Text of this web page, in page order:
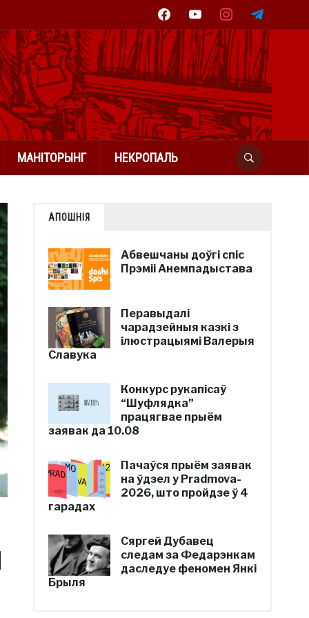
facebookyoutube instagramtelegram
МАНІТОРЫНГ НЕКРОПАЛЬ
АПОШНІЯ
Абвешчаны доўгі спіс
Прэміі Анемпадыстава
Перавыдалі
чарадзейныя казкі з
ілюстрацыямі Валерыя
Славука
Конкурс рукапісаў
“Шуфлядка”
працягвае прыём
заявак да 10.08
Пачаўся прыём заявак
на ўдзел у Pradmova-
2026, што пройдзе ў 4
гарадах
Сяргей Дубавец
следам за Федарэнкам
даследуе феномен Янкі
Брыля